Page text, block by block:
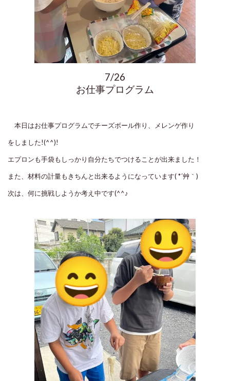
7/26
お仕事プログラム
本日はお仕事プログラムでチーズボール作り、メレンゲ作り
をしました!(^^)!
エプロンも手袋もしっかり自分たちでつけることが出来ました！
また、材料の計量もきちんと出来るようになっています( *´艸｀)
次は、何に挑戦しようか考え中です(^^♪